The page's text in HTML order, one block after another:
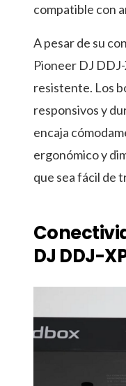
compatible con
A pesar de su
Pioneer DJ
resistente. Los
responsivos y
encaja
ergonómico y
que sea fácil de
DJ DDJ-